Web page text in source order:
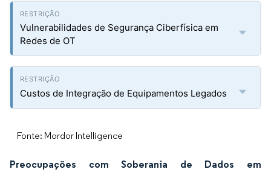
Vulnerabilidades de Segurança Ciberfísica em
Redes de OT
Custos de Integração de Equipamentos Legados
Fonte: Mordor Intelligence
Preocupações com Soberania de Dados em